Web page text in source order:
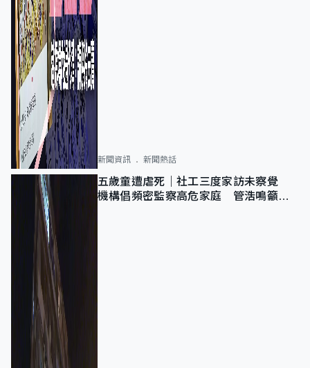
新聞資訊 新聞熱話
五歲童遭虐死｜社工三度家訪未察覺
機構倡頻密監察高危家庭 管浩鳴籲加